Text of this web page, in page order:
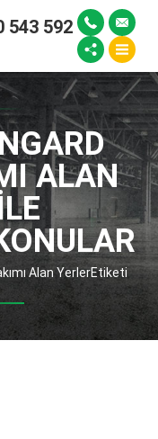
ALAN
Alan YerlerEtiketi